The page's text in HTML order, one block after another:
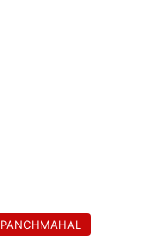
PANCHMAHAL